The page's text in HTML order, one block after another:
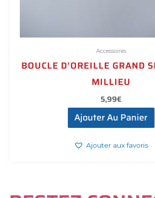
Accessoires
BOUCLE D’OREILLE GRAND
MILLIEU
5,99€
Ajouter Au Panier
Ajouter aux favoris